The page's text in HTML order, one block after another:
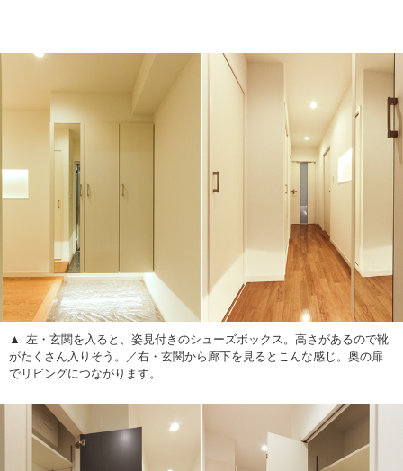
左・玄関を入ると、姿見付きのシューズボックス。高さがあるので靴
がたくさん入りそう。／右・玄関から廊下を見るとこんな感じ。奥の扉
でリビングにつながります。